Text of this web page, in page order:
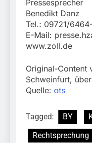
Pressesprecher
Benedikt Danz
Tel.: 09721/
E-Mail:
www.zoll.de
Original-Content
Schweinfurt,
Quelle: ots
Tagged: BY
Rechtsprechung